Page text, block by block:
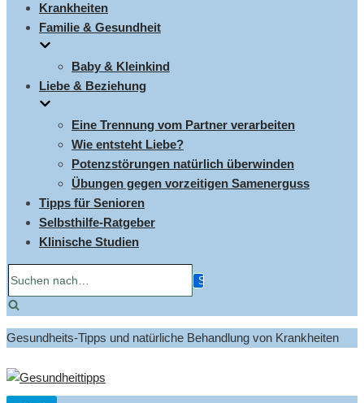
Krankheiten
Familie & Gesundheit
Baby & Kleinkind
Liebe & Beziehung
Eine Trennung vom Partner verarbeiten
Wie entsteht Liebe?
Potenzstörungen natürlich überwinden
Übungen gegen vorzeitigen Samenerguss
Tipps für Senioren
Selbsthilfe-Ratgeber
Klinische Studien
Gesundheits-Tipps und natürliche Behandlung von Krankheiten